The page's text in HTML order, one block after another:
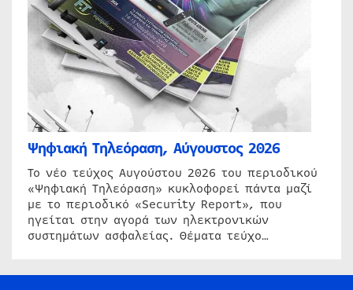
Ψηφιακή Τηλεόραση, Αύγουστος 2026
Το νέο τεύχος Αυγούστου 2026 του περιοδικού
«Ψηφιακή Τηλεόραση» κυκλοφορεί πάντα μαζί
με το περιοδικό «Security Report», που
ηγείται στην αγορά των ηλεκτρονικών
συστημάτων ασφαλείας. Θέματα τεύχο…